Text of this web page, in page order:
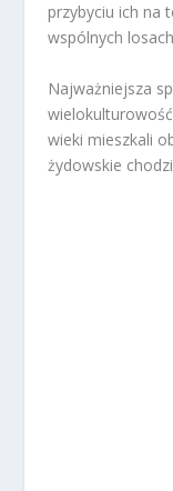
przybyciu ich na
wspólnych
Najważniejsza
wieki mieszkali
żydowskie